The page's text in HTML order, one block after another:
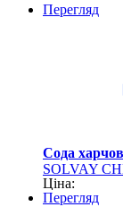
Перегляд
Сода
SOLVAY
сульфат
Ціна:
Перегляд